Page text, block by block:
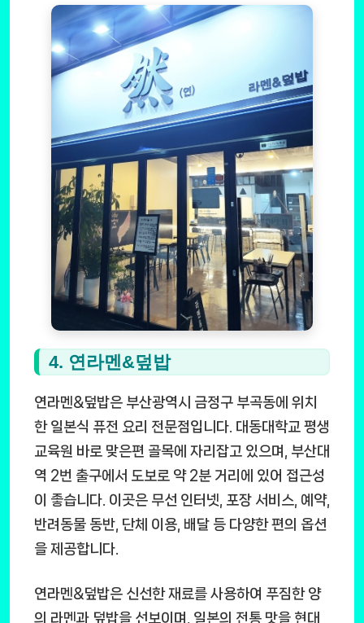
4. 연라멘&덮밥
연라멘&덮밥은 부산광역시 금정구 부곡동에 위치
한 일본식 퓨전 요리 전문점입니다. 대동대학교 평생
교육원 바로 맞은편 골목에 자리잡고 있으며, 부산대
역 2번 출구에서 도보로 약 2분 거리에 있어 접근성
이 좋습니다. 이곳은 무선 인터넷, 포장 서비스, 예약,
반려동물 동반, 단체 이용, 배달 등 다양한 편의 옵션
을 제공합니다.
연라멘&덮밥은 신선한 재료를 사용하여 푸짐한 양
의 라멘과 덮밥을 선보이며, 일본의 전통 맛을 현대